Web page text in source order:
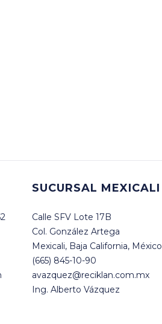
SUCURSAL MEXICALI
Calle SFV Lote 17B
Col. González Artega
Mexicali, Baja California, México
(665) 845-10-90
avazquez@reciklan.com.mx
Ing. Alberto Vázquez